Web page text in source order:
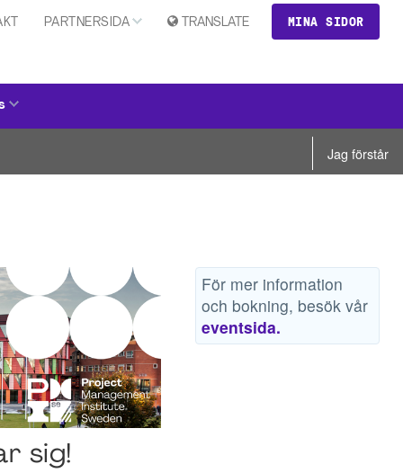
MINA SIDOR
TRANSLATE
PARTNERSIDA
Jag förstår
sig!
För mer information
och bokning, besök vår
eventsida.